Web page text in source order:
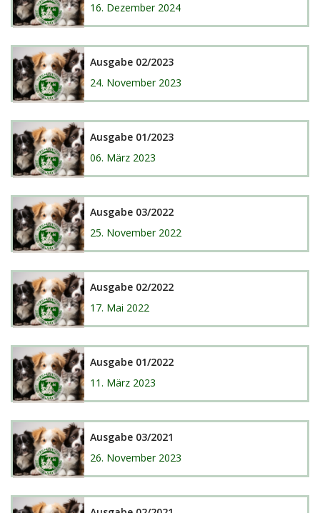
16. Dezember 2024
Ausgabe 02/2023
24. November 2023
Ausgabe 01/2023
06. März 2023
Ausgabe 03/2022
25. November 2022
Ausgabe 02/2022
17. Mai 2022
Ausgabe 01/2022
11. März 2023
Ausgabe 03/2021
26. November 2023